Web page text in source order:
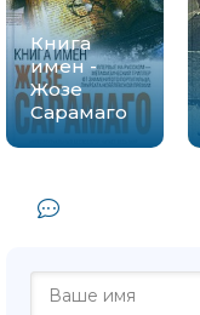
Книга
имен -
Жозе
Сарамаго